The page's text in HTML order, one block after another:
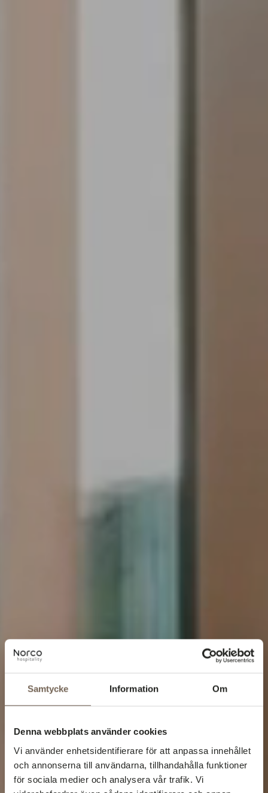
Samtycke Information Om
Denna webbplats använder cookies
Vi använder enhetsidentifierare för att anpassa innehållet
och annonserna till användarna, tillhandahålla funktioner
för sociala medier och analysera vår trafik. Vi